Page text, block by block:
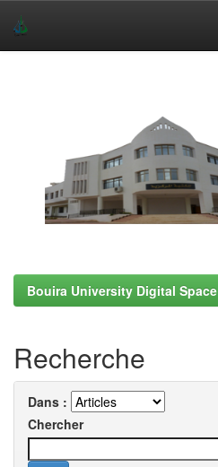
Bouira University Digital Space
Recherche
Dans :
Chercher